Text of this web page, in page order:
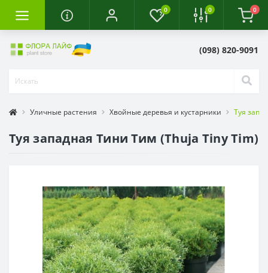
0 0 0
(098) 820-9091
Уличные растения Хвойные деревья и кустарники Туя
Туя западная Тини Тим (Thuja Tiny Tim)